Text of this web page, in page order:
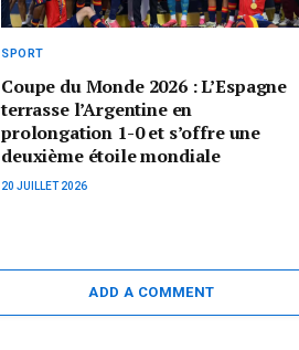
SPORT
Coupe du Monde 2026 : L’Espagne
terrasse l’Argentine en
prolongation 1-0 et s’offre une
deuxième étoile mondiale
20 JUILLET 2026
ADD A COMMENT